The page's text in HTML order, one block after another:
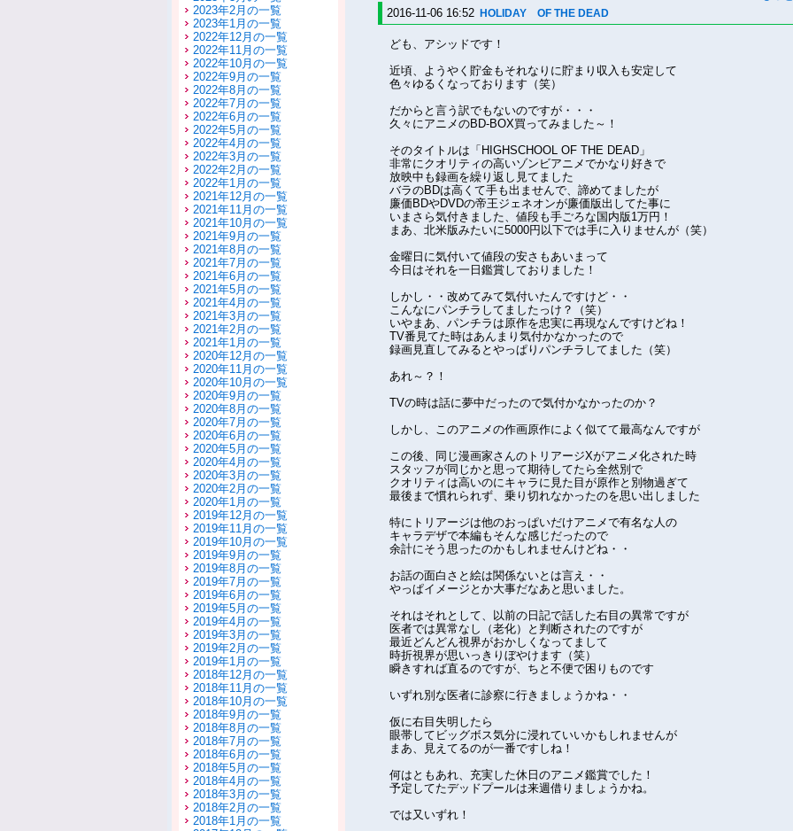
2023年2月の一覧
2023年1月の一覧
2022年12月の一覧
2022年11月の一覧
2022年10月の一覧
2022年9月の一覧
2022年8月の一覧
2022年7月の一覧
2022年6月の一覧
2022年5月の一覧
2022年4月の一覧
2022年3月の一覧
2022年2月の一覧
2022年1月の一覧
2021年12月の一覧
2021年11月の一覧
2021年10月の一覧
2021年9月の一覧
2021年8月の一覧
2021年7月の一覧
2021年6月の一覧
2021年5月の一覧
2021年4月の一覧
2021年3月の一覧
2021年2月の一覧
2021年1月の一覧
2020年12月の一覧
2020年11月の一覧
2020年10月の一覧
2020年9月の一覧
2020年8月の一覧
2020年7月の一覧
2020年6月の一覧
2020年5月の一覧
2020年4月の一覧
2020年3月の一覧
2020年2月の一覧
2020年1月の一覧
2019年12月の一覧
2019年11月の一覧
2019年10月の一覧
2019年9月の一覧
2019年8月の一覧
2019年7月の一覧
2019年6月の一覧
2019年5月の一覧
2019年4月の一覧
2019年3月の一覧
2019年2月の一覧
2019年1月の一覧
2018年12月の一覧
2018年11月の一覧
2018年10月の一覧
2018年9月の一覧
2018年8月の一覧
2018年7月の一覧
2018年6月の一覧
2018年5月の一覧
2018年4月の一覧
2018年3月の一覧
2018年2月の一覧
2018年1月の一覧
2016-11-06 16:52 HOLIDAY OF THE DEAD
ども、アシッドです！
近頃、ようやく貯金もそれなりに貯まり収入も安定して
色々ゆるくなっております（笑）
だからと言う訳でもないのですが・・・
久々にアニメのBD-BOX買ってみました～！
そのタイトルは「HIGHSCHOOL OF THE DEAD」
非常にクオリティの高いゾンビアニメでかなり好きで
放映中も録画を繰り返し見てました
バラのBDは高くて手も出ませんで、諦めてましたが
廉価BDやDVDの帝王ジェネオンが廉価版出してた事に
いまさら気付きました、値段も手ごろな国内版1万円！
まあ、北米版みたいに5000円以下では手に入りませんが（笑）
金曜日に気付いて値段の安さもあいまって
今日はそれを一日鑑賞しておりました！
しかし・・改めてみて気付いたんですけど・・
こんなにパンチラしてましたっけ？（笑）
いやまあ、パンチラは原作を忠実に再現なんですけどね！
TV番見てた時はあんまり気付かなかったので
録画見直してみるとやっぱりパンチラしてました（笑）
あれ～？！
TVの時は話に夢中だったので気付かなかったのか？
しかし、このアニメの作画原作によく似てて最高なんですが
この後、同じ漫画家さんのトリアージXがアニメ化された時
スタッフが同じかと思って期待してたら全然別で
クオリティは高いのにキャラに見た目が原作と別物過ぎて
最後まで慣れられず、乗り切れなかったのを思い出しました
特にトリアージは他のおっぱいだけアニメで有名な人の
キャラデザで本編もそんな感じだったので
余計にそう思ったのかもしれませんけどね・・
お話の面白さと絵は関係ないとは言え・・
やっぱイメージとか大事だなあと思いました。
それはそれとして、以前の日記で話した右目の異常ですが
医者では異常なし（老化）と判断されたのですが
最近どんどん視界がおかしくなってまして
時折視界が思いっきりぼやけます（笑）
瞬きすれば直るのですが、ちと不便で困りものです
いずれ別な医者に診察に行きましょうかね・・
仮に右目失明したら
眼帯してビッグボス気分に浸れていいかもしれませんが
まあ、見えてるのが一番ですしね！
何はともあれ、充実した休日のアニメ鑑賞でした！
予定してたデッドプールは来週借りましょうかね。
では又いずれ！